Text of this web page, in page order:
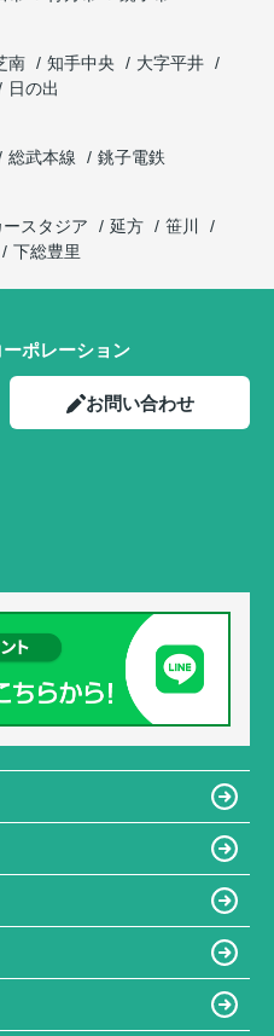
南 知手中央
大字平井
日の出
総武本線
銚子電鉄
スタジア 延方
笹川
下総豊里
ポレーション
お問い合わせ